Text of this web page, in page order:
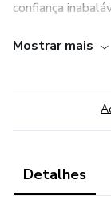
confiança
sucesso não
Já no Segundo
conhecimento
estudos
concurseiros de
Mostrar mais
Detalhes